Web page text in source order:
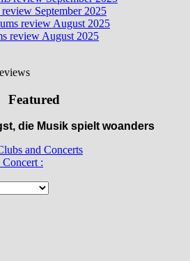
September 2025
review August 2025
Featured
die Musik spielt woanders
Concert :